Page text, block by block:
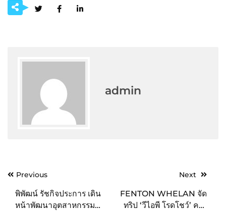
admin
PostPrevious
พิพัฒน์ รัชกิจประการ เดิน
หน้าพัฒนาอุตสาหกรรม
Next
FENTON WHELAN จัด
ทริป ‘วีไอพี โรดโชว์’ ครั้ง